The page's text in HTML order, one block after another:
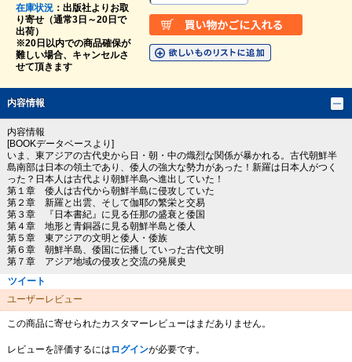
在庫状況：出版社よりお取
り寄せ（通常3日～20日で
出荷）
※20日以内での商品確保が
難しい場合、キャンセルさ
せて頂きます
内容情報
内容情報
[BOOKデータベースより]
いま、東アジアの古代史から日・朝・中の熾烈な関係が暴かれる。古代朝鮮半
島南部は日本の領土であり、倭人の強大な勢力があった！新羅は日本人がつく
った？日本人は古代より朝鮮半島へ進出していた！
第１章 倭人は古代から朝鮮半島に侵攻していた
第２章 新羅と出雲、そして伽耶の繁栄と交易
第３章 『日本書紀』に見る任那の盛衰と倭国
第４章 地形と青銅器に見る朝鮮半島と倭人
第５章 東アジアの文明と倭人・倭族
第６章 朝鮮半島、倭国に伝播していった古代文明
第７章 アジア地域の侵攻と交流の発展史
ツイート
ユーザーレビュー
この商品に寄せられたカスタマーレビューはまだありません。
レビューを評価するには ログインが必要です。